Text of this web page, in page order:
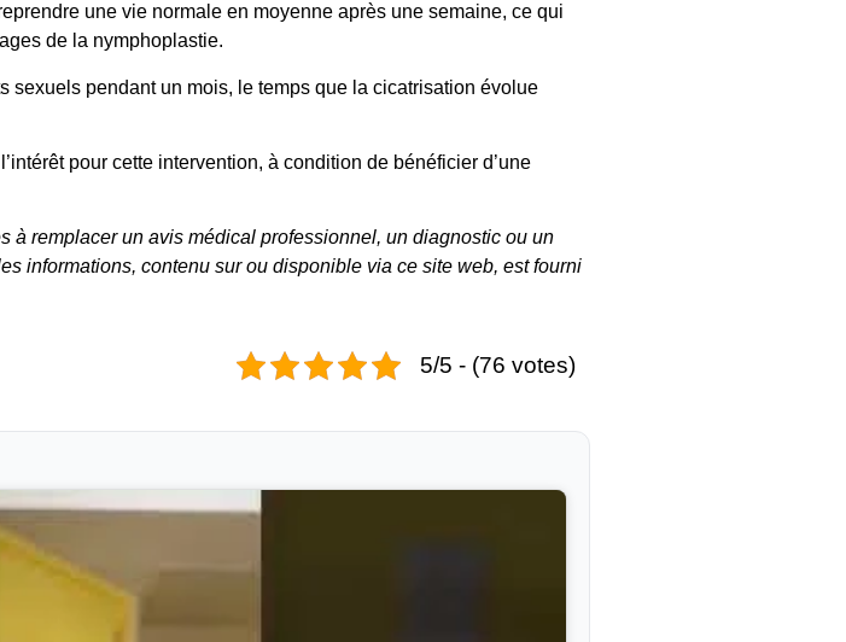
une vie normale en moyenne après une semaine, ce qui
de la nymphoplastie.
sexuels pendant un mois, le temps que la cicatrisation évolue
pour cette intervention, à condition de bénéficier d’une
à remplacer un avis médical professionnel, un diagnostic ou un
informations, contenu sur ou disponible via ce site web, est fourni
5/5 - (76 votes)